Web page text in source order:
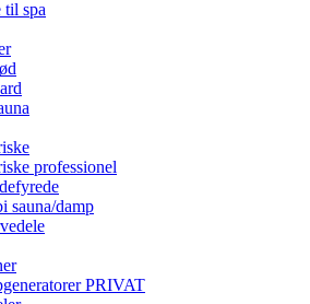
til spa
professionel
sauna/damp
PRIVAT